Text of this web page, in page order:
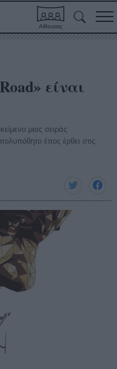
Αίθουσες
είναι
μιας σειράς
έπος έρθει στις